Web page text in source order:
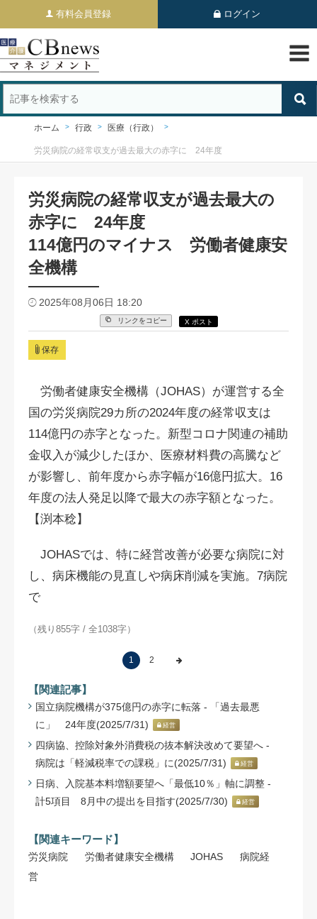
有料会員登録 ログイン
ホーム 行政 医療（行政）
労災病院の経常収支が過去最大の赤字に 24年度
労災病院の経常収支が過去最大の
赤字に 24年度
114億円のマイナス 労働者健康安
全機構
2025年08月06日 18:20
リンクをコピー X ポスト
保存
労働者健康安全機構（JOHAS）が運営する全
国の労災病院29カ所の2024年度の経常収支は
114億円の赤字となった。新型コロナ関連の補助
金収入が減少したほか、医療材料費の高騰など
が影響し、前年度から赤字幅が16億円拡大。16
年度の法人発足以降で最大の赤字額となった。
【渕本稔】
JOHASでは、特に経営改善が必要な病院に対
し、病床機能の見直しや病床削減を実施。7病院
で
（残り855字 / 全1038字）
1 2
【関連記事】
国立病院機構が375億円の赤字に転落 - 「過去最悪
に」 24年度(2025/7/31)
経営
四病協、控除対象外消費税の抜本解決改めて要望へ -
病院は「軽減税率での課税」に(2025/7/31)
経営
日病、入院基本料増額要望へ「最低10％」軸に調整 -
計5項目 8月中の提出を目指す(2025/7/30)
経営
【関連キーワード】
労災病院 労働者健康安全機構 JOHAS
病院経
営